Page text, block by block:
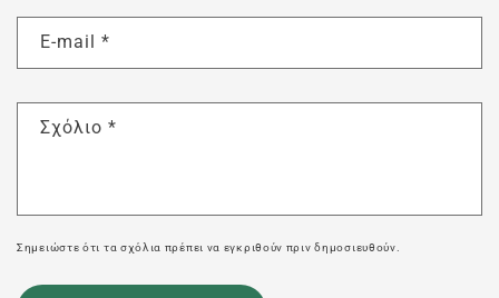
E-mail *
Σχόλιο *
Σημειώστε ότι τα σχόλια πρέπει να εγκριθούν πριν δημοσιευθούν.